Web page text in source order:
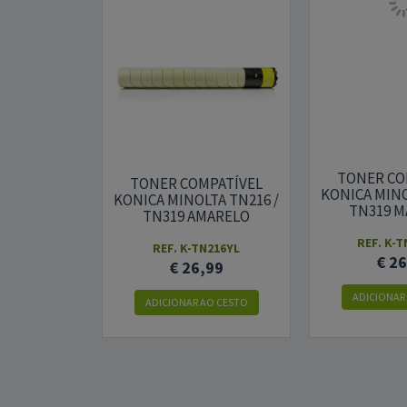
TONER COMPATÍVEL
KONICA MINOLTA TN216 /
TN319 AMARELO
REF. K-TN216YL
€ 26,99
ADICIONAR AO CESTO
TONER
KONICA
TN319
REF. K-
€